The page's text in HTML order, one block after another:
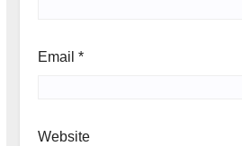
Email *
Website